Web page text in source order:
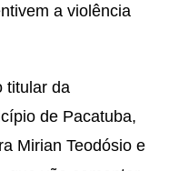
a violência
titular da
de Pacatuba,
Mirian Teodósio e